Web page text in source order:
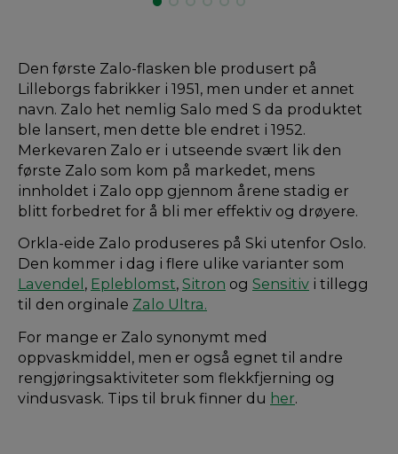
Den første Zalo-flasken ble produsert på
Lilleborgs fabrikker i 1951, men under et annet
navn. Zalo het nemlig Salo med S da produktet
ble lansert, men dette ble endret i 1952.
Merkevaren Zalo er i utseende svært lik den
første Zalo som kom på markedet, mens
innholdet i Zalo opp gjennom årene stadig er
blitt forbedret for å bli mer effektiv og drøyere.
Orkla-eide Zalo produseres på Ski utenfor Oslo.
Den kommer i dag i flere ulike varianter som
Lavendel , Epleblomst, Sitron og Sensitiv i tillegg
til den orginale Zalo Ultra.
For mange er Zalo synonymt med
oppvaskmiddel, men er også egnet til andre
rengjøringsaktiviteter som flekkfjerning og
vindusvask. Tips til bruk finner du her.